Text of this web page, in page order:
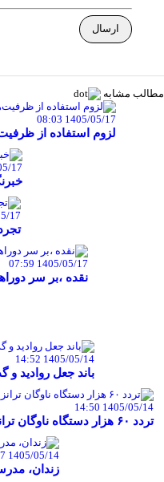
مطالب مشابه
1405/05/17 08:03
لزوم استفاده از
08:02
08:01
1405/05/17 07:59
نقده ،بر سر
1405/05/14 14:52
باند جعل روادید
1405/05/14 14:50
تردد ۶۰ هزار دستگاه ناوگان ترانزیتی از پایانه‌های مرزی آذربایجان ‌غربی
1405/05/14 08:27
زندان،